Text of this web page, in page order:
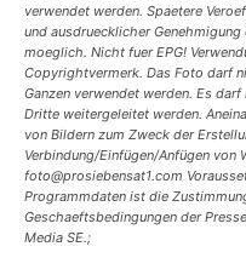
verwendet werden. Spaetere
und ausdruecklicher
moeglich. Nicht fuer EPG!
Copyrightvermerk. Das Foto darf
Ganzen verwendet werden. Es
Dritte weitergeleitet werden.
von Bildern zum Zweck der
Verbindung/Einfügen/Anfügen von
foto@prosiebensat1.com
Programmdaten ist die
Geschaeftsbedingungen der
Media SE.;